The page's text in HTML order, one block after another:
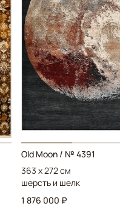
Old Moon / № 4391
363 x 272 см
шерсть и шелк
1 876 000 ₽